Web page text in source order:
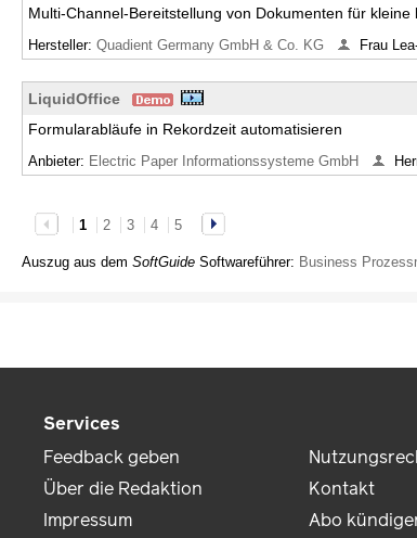
Multi-Channel-Bereitstellung von Dokumenten für
Hersteller: Quadient Germany GmbH & Co. KG Frau
LiquidOffice
Formularabläufe in Rekordzeit automatisieren
Anbieter: Electric Paper Informationssysteme GmbH
1
2 3 4 5
Auszug aus dem SoftGuide Softwareführer: Business
Services
Feedback geben
Über die Redaktion
Impressum
Kontakt
Abo